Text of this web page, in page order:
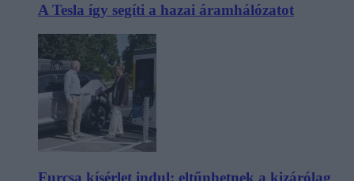
A Tesla így segíti a hazai áramhálózatot
Furcsa kísérlet indul: eltűnhetnek a kizárólag